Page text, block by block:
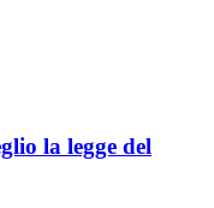
la legge del